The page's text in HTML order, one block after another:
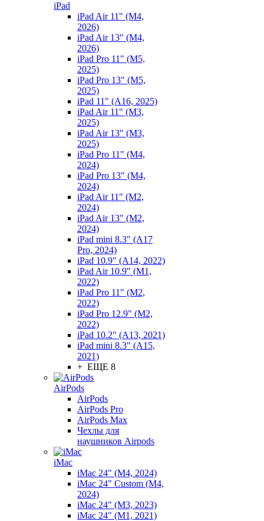
iPad
iPad Air 11" (M4,
2026)
iPad Air 13" (M4,
2026)
iPad Pro 11" (M5,
2025)
iPad Pro 13" (M5,
2025)
iPad 11" (A16, 2025)
iPad Air 11" (M3,
2025)
iPad Air 13" (M3,
2025)
iPad Pro 11" (M4,
2024)
iPad Pro 13" (M4,
2024)
iPad Air 11" (M2,
2024)
iPad Air 13" (M2,
2024)
iPad mini 8.3" (A17
Pro, 2024)
iPad 10.9" (A14, 2022)
iPad Air 10.9" (M1,
2022)
iPad Pro 11" (M2,
2022)
iPad Pro 12.9" (M2,
2022)
iPad 10.2" (A13, 2021)
iPad mini 8.3" (A15,
2021)
+ ЕЩЕ 8
AirPods
AirPods
AirPods Pro
AirPods Max
Чехлы для
наушников Airpods
iMac
iMac 24" (M4, 2024)
iMac 24" Custom (M4,
2024)
iMac 24" (M3, 2023)
iMac 24" (M1, 2021)